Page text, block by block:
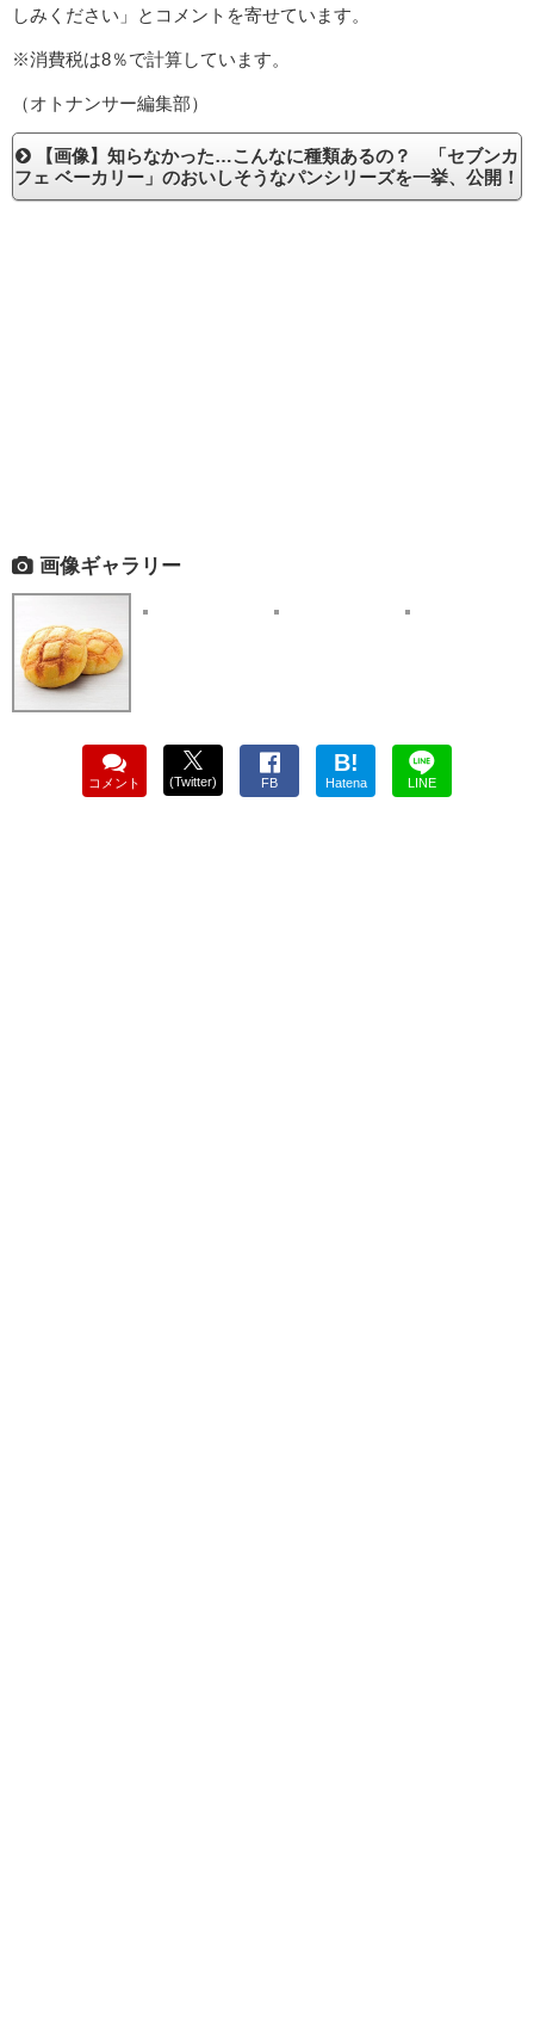
しみください」とコメントを寄せています。
※消費税は8％で計算しています。
（オトナンサー編集部）
【画像】知らなかった…こんなに種類あるの？ 「セブンカ
フェ ベーカリー」のおいしそうなパンシリーズを一挙、公開！
画像ギャラリー
コメント (Twitter) FB
B!
Hatena LINE